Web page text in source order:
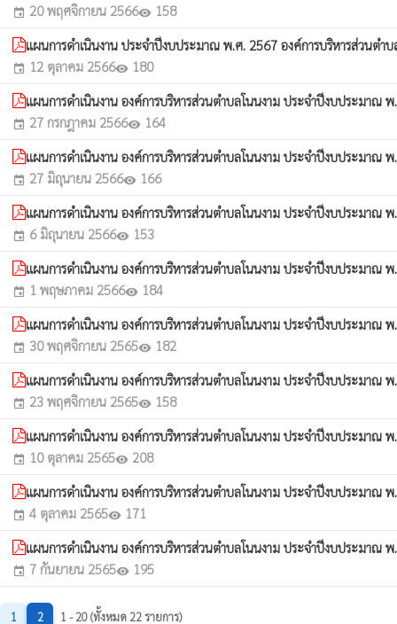
event 20 พฤศจิกายน 2566visibility 158
แผนการดำเนินงาน ประจำปีงบประมาณ พ.ศ. 2567 องค์การบริหารส่วนตำ
event 12 ตุลาคม 2566visibility 180
แผนการดำเนินงาน องค์การบริหารส่วนตำบลโนนงาม ประจำปีงบประมา
event 27 กรกฎาคม 2566visibility 164
แผนการดำเนินงาน องค์การบริหารส่วนตำบลโนนงาม ประจำปีงบประมา
event 27 มิถุนายน 2566visibility 166
แผนการดำเนินงาน องค์การบริหารส่วนตำบลโนนงาม ประจำปีงบประมา
event 6 มิถุนายน 2566visibility 153
แผนการดำเนินงาน องค์การบริหารส่วนตำบลโนนงาม ประจำปีงบประมา
event 1 พฤษภาคม 2566visibility 184
แผนการดำเนินงาน องค์การบริหารส่วนตำบลโนนงาม ประจำปีงบประมา
event 30 พฤศจิกายน 2565visibility 182
แผนการดำเนินงาน องค์การบริหารส่วนตำบลโนนงาม ประจำปีงบประมา
event 23 พฤศจิกายน 2565visibility 158
แผนการดำเนินงาน องค์การบริหารส่วนตำบลโนนงาม ประจำปีงบประมาณ
event 10 ตุลาคม 2565visibility 208
แผนการดำเนินงาน องค์การบริหารส่วนตำบลโนนงาม ประจำปีงบประมา
event 4 ตุลาคม 2565visibility 171
แผนการดำเนินงาน องค์การบริหารส่วนตำบลโนนงาม ประจำปีงบประมา
event 7 กันยายน 2565visibility 195
1 2 1 - 20 (ทั้งหมด 22 รายการ)